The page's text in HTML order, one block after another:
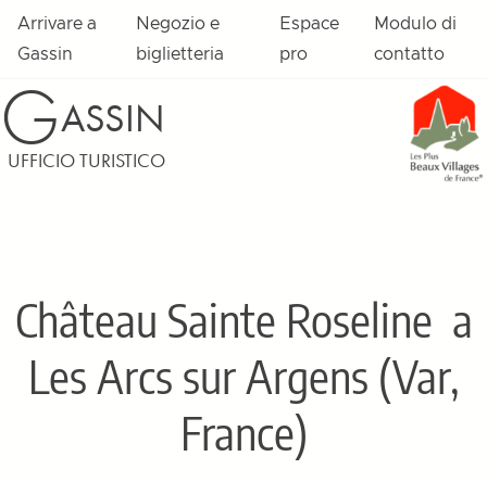
Arrivare a
Gassin
Negozio e
biglietteria
Espace
pro
Modulo di
contatto
GASSIN
UFFICIO TURISTICO
Château Sainte Roseline a
Les Arcs sur Argens (Var,
France)